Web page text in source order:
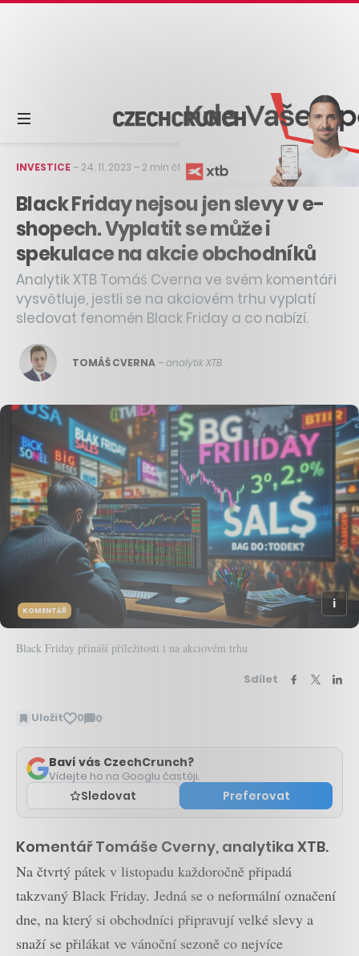
INVESTICE– 24. 11. 2023 – 2 min čtení
Black Friday nejsou jen slevy v e-
shopech. Vyplatit se může i
spekulace na akcie obchodníků
Analytik XTB Tomáš Cverna ve svém komentáři
vysvětluje, jestli se na akciovém trhu vyplatí
sledovat fenomén Black Friday a co nabízí.
TOMÁŠ CVERNA–analytik XTB
KOMENTÁŘ
Black Friday přináší příležitosti i na akciovém trhu
Sdílet
Uložit 0 0
Zobrazit
Baví vás CzechCrunch?
Vídejte ho na Googlu častěji.
Sledovat Preferovat
Komentář Tomáše Cverny, analytika XTB.
Na čtvrtý pátek v listopadu každoročně připadá
takzvaný Black Friday. Jedná se o neformální označení
dne, na který si obchodníci připravují velké slevy a
snaží se přilákat ve vánoční sezoně co nejvíce